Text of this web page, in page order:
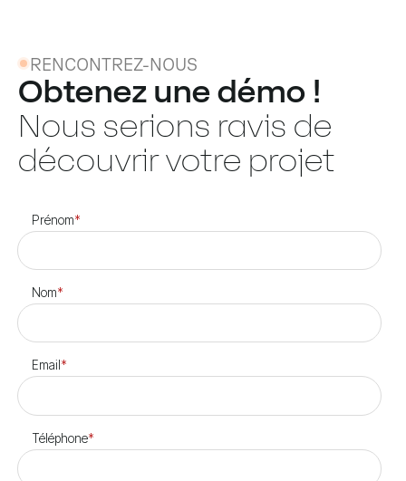
RENCONTREZ-NOUS
Obtenez une démo !
Nous serions ravis de
découvrir votre projet
Prénom*
Nom*
Email *
Téléphone*